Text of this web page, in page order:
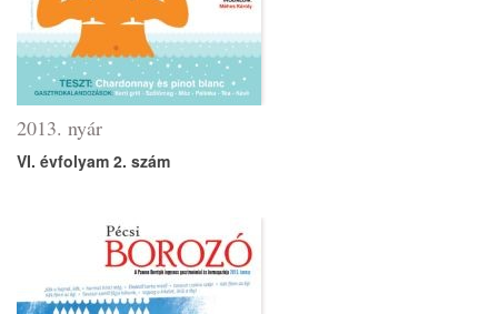
2013. nyár
VI. évfolyam 2. szám